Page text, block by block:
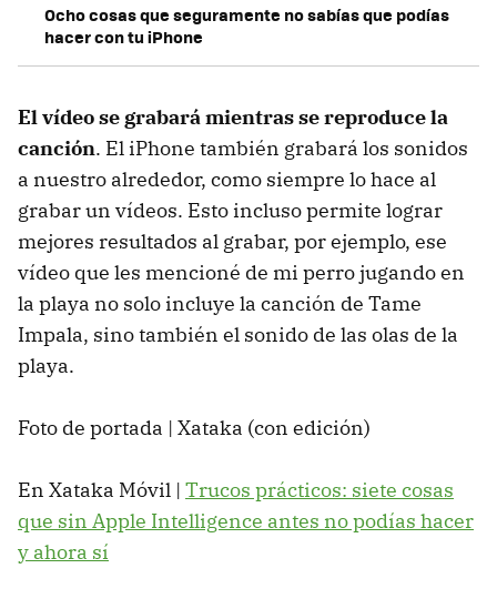
Ocho cosas que seguramente no sabías que podías
hacer con tu iPhone
El vídeo se grabará mientras se reproduce la
canción. El iPhone también grabará los sonidos
a nuestro alrededor, como siempre lo hace al
grabar un vídeos. Esto incluso permite lograr
mejores resultados al grabar, por ejemplo, ese
vídeo que les mencioné de mi perro jugando en
la playa no solo incluye la canción de Tame
Impala, sino también el sonido de las olas de la
playa.
Foto de portada | Xataka (con edición)
En Xataka Móvil | Trucos prácticos: siete cosas
que sin Apple Intelligence antes no podías hacer
y ahora sí